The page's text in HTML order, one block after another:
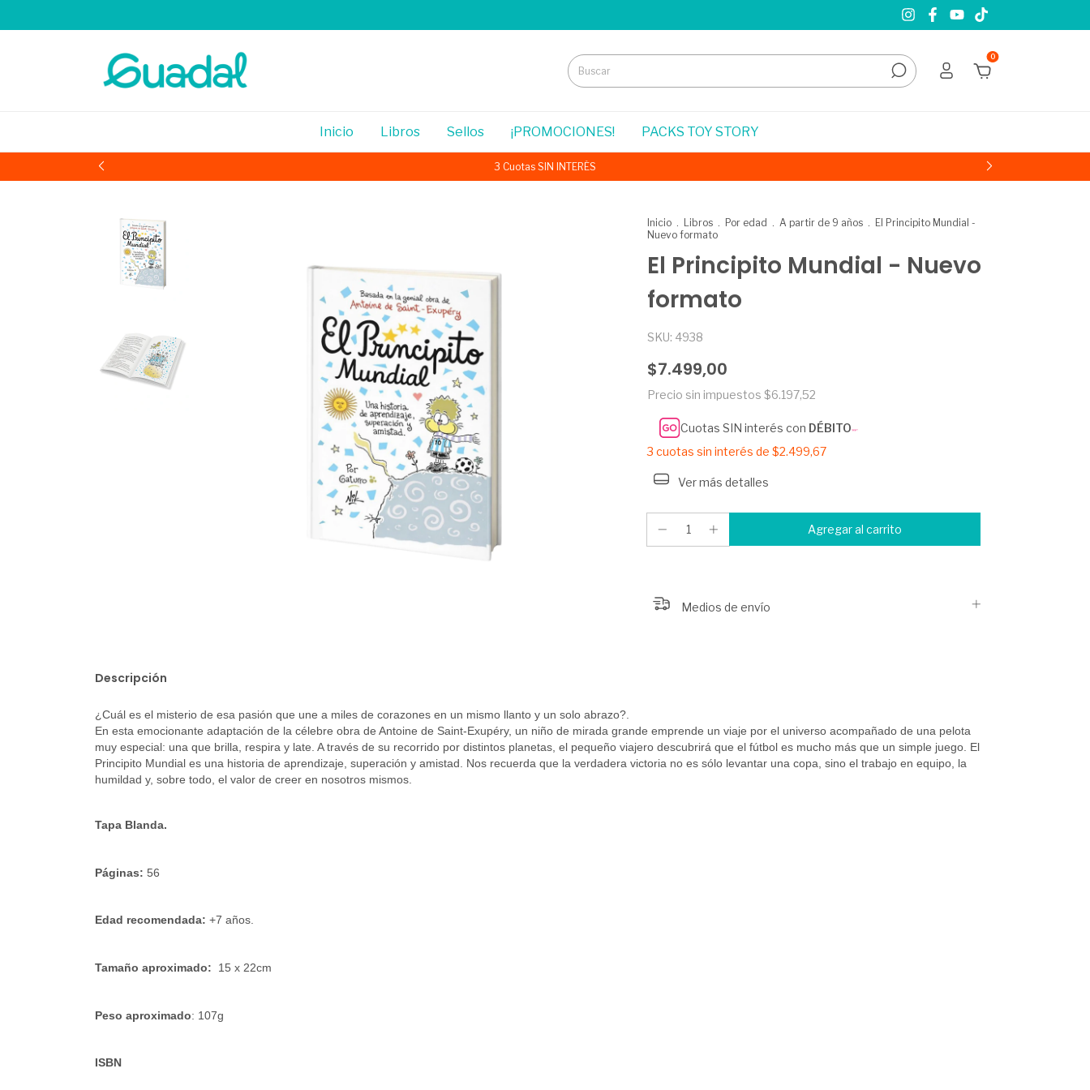
0
Inicio Libros Sellos ¡PROMOCIONES! PACKS TOY STORY
3 Cuotas SIN INTERÉS
Inicio . Libros . Por edad . A partir de 9 años . El Principito Mundial -
Nuevo formato
El Principito Mundial - Nuevo
formato
SKU: 4938
$7.499,00
Precio sin impuestos $6.197,52
Cuotas SIN interés con DÉBITO
3 cuotas sin interés de $2.499,67
Ver más detalles
Medios de envío
Descripción
¿Cuál es el misterio de esa pasión que une a miles de corazones en un mismo llanto y un solo abrazo?.
En esta emocionante adaptación de la célebre obra de Antoine de Saint-Exupéry, un niño de mirada grande emprende un viaje por el universo acompañado de una pelota
muy especial: una que brilla, respira y late. A través de su recorrido por distintos planetas, el pequeño viajero descubrirá que el fútbol es mucho más que un simple juego. El
Principito Mundial es una historia de aprendizaje, superación y amistad. Nos recuerda que la verdadera victoria no es sólo levantar una copa, sino el trabajo en equipo, la
humildad y, sobre todo, el valor de creer en nosotros mismos.
Tapa Blanda.
Páginas: 56
Edad recomendada: +7 años.
Tamaño aproximado: 15 x 22cm
Peso aproximado: 107g
ISBN